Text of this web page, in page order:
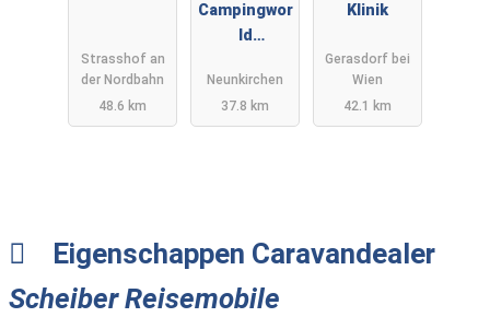
Strasshof an
der Nordbahn
48.6 km
Campingwor
ld
Neunkirche
n
Neunkirchen
37.8 km
Klinik
Gerasdorf bei
Wien
42.1 km
Eigenschappen Caravandealer
Scheiber Reisemobile